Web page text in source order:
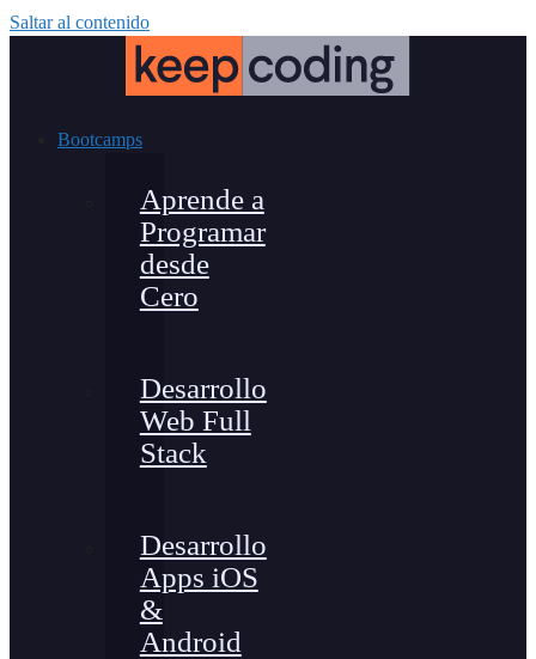
Saltar al contenido
Bootcamps
Aprende a
Programar
desde
Cero
Desarrollo
Web Full
Stack
Desarrollo
Apps iOS
&
Android